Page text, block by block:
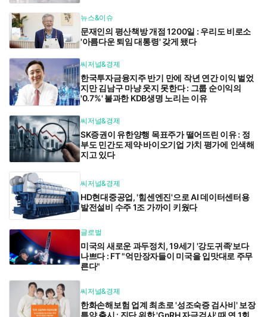
뉴스&이슈
문재인의 평산책방 개점 1200일 : 우리도 비로소
'아름다운 퇴임 대통령' 갖게 됐다
씨저널&경제
한국투자금융지주 반기 만에 작년 연간 이익 벌었
지만 김남구 마냥 웃지 못한다 : 그룹 순이익의
'0.7%' 불과한 KDB생명 노리는 이유
씨저널&경제
SK증권이 유한양행 목표주가 떨어뜨린 이유 : 정
부도 민간도 제약·바이오기업 가치 평가에 인색해
지고 있다
씨저널&경제
HD현대중공업, '힘센엔진'으로 AI 데이터센터용
발전설비 수주 1조 가까이 키웠다
글로벌
미국의 새로운 과두정치, 19세기 '강도귀족'보다
나쁘다 : FT "억만장자들이 미국을 입맛대로 주무
른다"
씨저널&경제
한화손해보험 업계 최초로 '성조숙증 검사비' 보장